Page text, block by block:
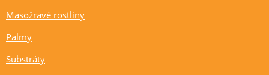
Masožravé rostliny
Palmy
Substráty